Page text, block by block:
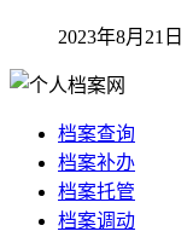
2023年8月21日
档案查询
档案补办
档案托管
档案调动